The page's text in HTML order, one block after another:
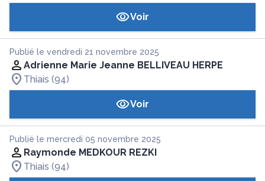
Voir
Publié le vendredi 21 novembre 2025
Adrienne Marie Jeanne BELLIVEAU HERPE
Thiais (94)
Voir
Publié le mercredi 05 novembre 2025
Raymonde MEDKOUR REZKI
Thiais (94)